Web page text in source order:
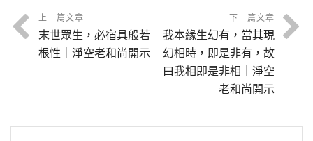
上一篇文章
末世眾生，必宿具般若
根性｜淨空老和尚開示
下一篇文章
我本緣生幻有，當其現
幻相時，即是非有，故
曰我相即是非相｜淨空
老和尚開示